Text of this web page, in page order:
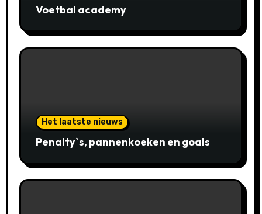
Voetbal academy
Het laatste nieuws
Penalty`s, pannenkoeken en goals